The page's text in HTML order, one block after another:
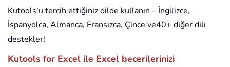
Kutools'u tercih ettiğiniz dilde kullanın – İngilizce,
İspanyolca, Almanca, Fransızca, Çince ve40+ diğer dili
destekler!
Kutools for Excel ile Excel becerilerinizi